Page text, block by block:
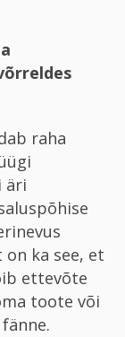
raha
äri
ka see, et
ettevõte
toote või